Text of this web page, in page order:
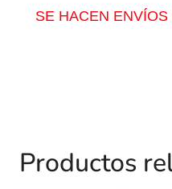
SE HACEN
Productos